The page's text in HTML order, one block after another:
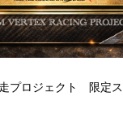
プロジェクト 限定